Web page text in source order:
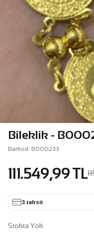
Bileklik -
Barkod: B000233
111.549,99 TL
3 taksit ·
Stokta Yok